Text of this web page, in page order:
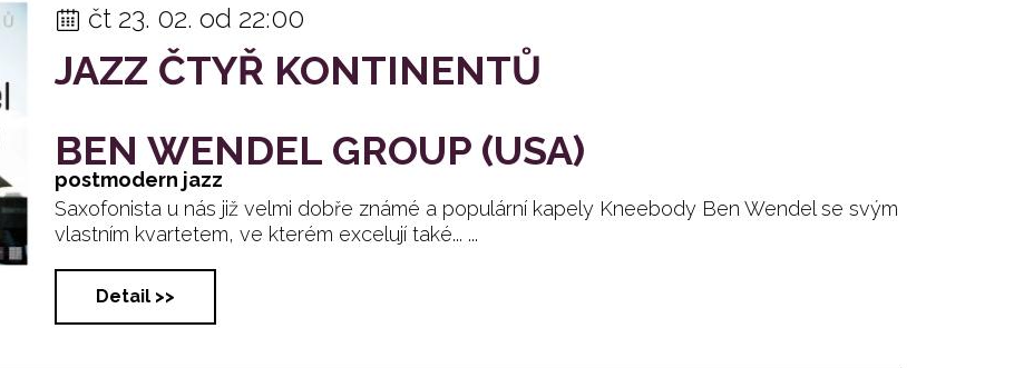
čt 23. 02. od 22:00
JAZZ ČTYŘ KONTINENTŮ
BEN WENDEL GROUP (USA)
postmodern jazz
Saxofonista u nás již velmi dobře známé a populární kapely Kneebody Ben Wendel se svým
vlastním kvartetem, ve kterém excelují také... ...
Detail >>